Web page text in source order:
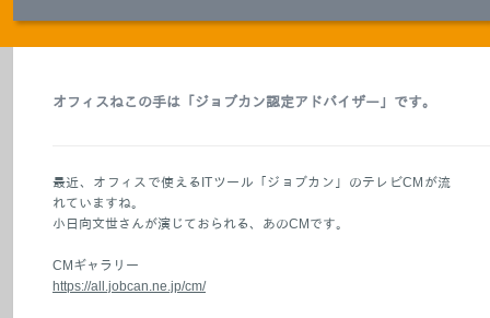
オフィスねこの手は「ジョブカン認定アドバイザー」です。
最近、オフィスで使えるITツール「ジョブカン」のテレビCMが流
れていますね。
小日向文世さんが演じておられる、あのCMです。
CMギャラリー
https://all.jobcan.ne.jp/cm/